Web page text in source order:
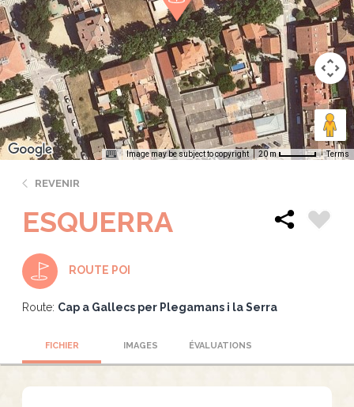
Image may be subject to copyright 20 m Terms
REVENIR
ESQUERRA
ROUTE POI
Route: Cap a Gallecs per Plegamans i la Serra
FICHIER IMAGES ÉVALUATIONS